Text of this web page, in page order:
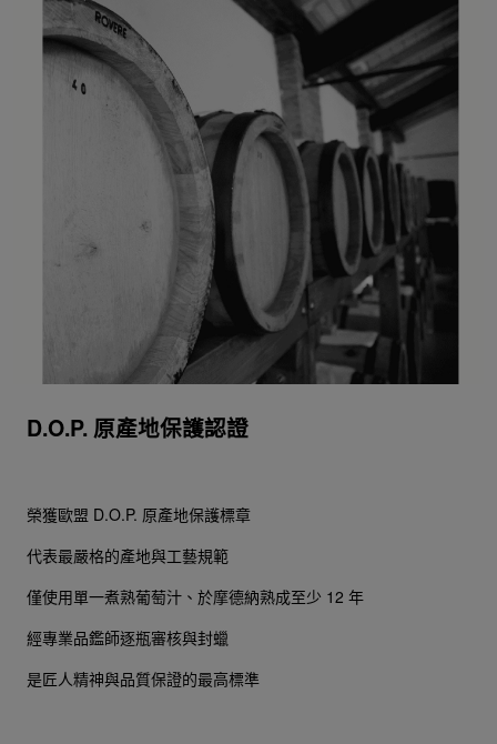
D.O.P. 原產地保護認證
榮獲歐盟 D.O.P. 原產地保護標章
代表最嚴格的產地與工藝規範
僅使用單一煮熟葡萄汁、於摩德納熟成至少 12 年
經專業品鑑師逐瓶審核與封蠟
是匠人精神與品質保證的最高標準